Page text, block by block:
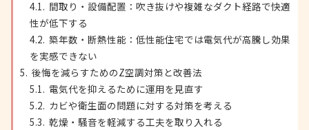
間取り・設備配置：吹き抜けや複雑なダクト経路で快適
性が低下する
築年数・断熱性能：低性能住宅では電気代が高騰し効果
を実感できない
後悔を減らすためのZ空調対策と改善法
電気代を抑えるために運用を見直す
カビや衛生面の問題に対する対策を考える
乾燥・騒音を軽減する工夫を取り入れる